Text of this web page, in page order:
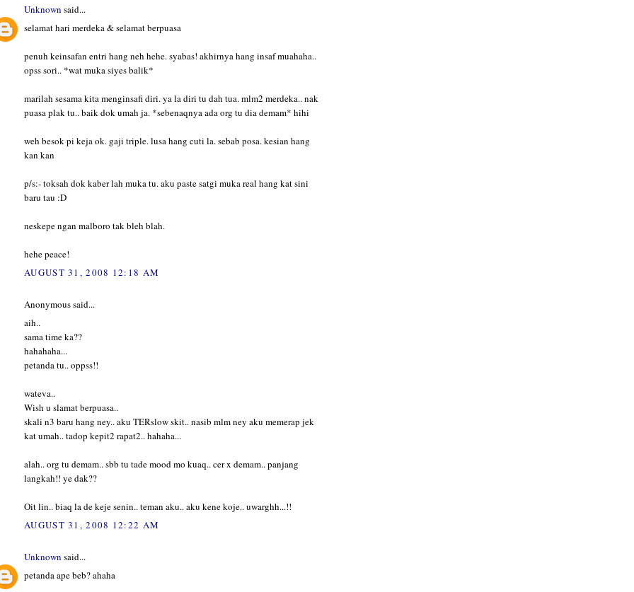
Unknown said...
selamat hari merdeka & selamat berpuasa
penuh keinsafan entri hang neh hehe. syabas! akhirnya hang insaf muahaha..
opss sori.. *wat muka siyes balik*
marilah sesama kita menginsafi diri. ya la diri tu dah tua. mlm2 merdeka.. nak
puasa plak tu.. baik dok umah ja. *sebenaqnya ada org tu dia demam* hihi
weh besok pi keja ok. gaji triple. lusa hang cuti la. sebab posa. kesian hang
kan kan
p/s:- toksah dok kaber lah muka tu. aku paste satgi muka real hang kat sini
baru tau :D
neskepe ngan malboro tak bleh blah.
hehe peace!
AUGUST 31, 2008 12:18 AM
Anonymous said...
aih..
sama time ka??
hahahaha...
petanda tu.. oppss!!
wateva..
Wish u slamat berpuasa..
skali n3 baru hang ney.. aku TERslow skit.. nasib mlm ney aku memerap jek
kat umah.. tadop kepit2 rapat2.. hahaha...
alah.. org tu demam.. sbb tu tade mood mo kuaq.. cer x demam.. panjang
langkah!! ye dak??
Oit lin.. biaq la de keje senin.. teman aku.. aku kene koje.. uwarghh...!!
AUGUST 31, 2008 12:22 AM
Unknown said...
petanda ape beb? ahaha